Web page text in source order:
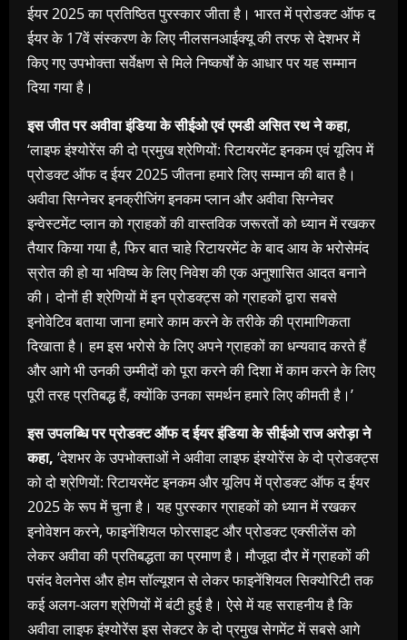
ईयर 2025 का प्रतिष्ठित पुरस्कार जीता है। भारत में प्रोडक्ट ऑफ द
ईयर के 17वें संस्करण के लिए नीलसनआईक्यू की तरफ से देशभर में
किए गए उपभोक्ता सर्वेक्षण से मिले निष्कर्षों के आधार पर यह सम्मान
दिया गया है।
इस जीत पर अवीवा इंडिया के सीईओ एवं एमडी असित रथ ने कहा,
‘लाइफ इंश्योरेंस की दो प्रमुख श्रेणियों: रिटायरमेंट इनकम एवं यूलिप में
प्रोडक्ट ऑफ द ईयर 2025 जीतना हमारे लिए सम्मान की बात है।
अवीवा सिग्नेचर इनक्रीजिंग इनकम प्लान और अवीवा सिग्नेचर
इन्वेस्टमेंट प्लान को ग्राहकों की वास्तविक जरूरतों को ध्यान में रखकर
तैयार किया गया है, फिर बात चाहे रिटायरमेंट के बाद आय के भरोसेमंद
स्रोत की हो या भविष्य के लिए निवेश की एक अनुशासित आदत बनाने
की। दोनों ही श्रेणियों में इन प्रोडक्ट्स को ग्राहकों द्वारा सबसे
इनोवेटिव बताया जाना हमारे काम करने के तरीके की प्रामाणिकता
दिखाता है। हम इस भरोसे के लिए अपने ग्राहकों का धन्यवाद करते हैं
और आगे भी उनकी उम्मीदों को पूरा करने की दिशा में काम करने के लिए
पूरी तरह प्रतिबद्ध हैं, क्योंकि उनका समर्थन हमारे लिए कीमती है।’
इस उपलब्धि पर प्रोडक्ट ऑफ द ईयर इंडिया के सीईओ राज अरोड़ा ने
कहा, ‘देशभर के उपभोक्ताओं ने अवीवा लाइफ इंश्योरेंस के दो प्रोडक्ट्स
को दो श्रेणियों: रिटायरमेंट इनकम और यूलिप में प्रोडक्ट ऑफ द ईयर
2025 के रूप में चुना है। यह पुरस्कार ग्राहकों को ध्यान में रखकर
इनोवेशन करने, फाइनेंशियल फोरसाइट और प्रोडक्ट एक्सीलेंस को
लेकर अवीवा की प्रतिबद्धता का प्रमाण है। मौजूदा दौर में ग्राहकों की
पसंद वेलनेस और होम सॉल्यूशन से लेकर फाइनेंशियल सिक्योरिटी तक
कई अलग-अलग श्रेणियों में बंटी हुई है। ऐसे में यह सराहनीय है कि
अवीवा लाइफ इंश्योरेंस इस सेक्टर के दो प्रमुख सेगमेंट में सबसे आगे